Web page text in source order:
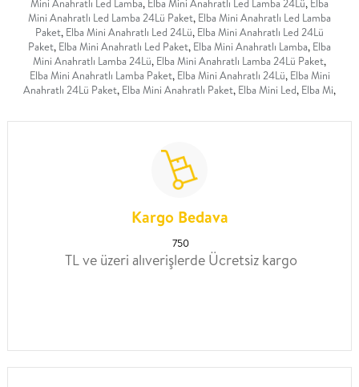
Mini Anahratlı Led Lamba, Elba Mini Anahratlı Led Lamba 24Lü, Elba
Mini Anahratlı Led Lamba 24Lü Paket, Elba Mini Anahratlı Led Lamba
Paket, Elba Mini Anahratlı Led 24Lü, Elba Mini Anahratlı Led 24Lü
Paket, Elba Mini Anahratlı Led Paket, Elba Mini Anahratlı Lamba, Elba
Mini Anahratlı Lamba 24Lü, Elba Mini Anahratlı Lamba 24Lü Paket,
Elba Mini Anahratlı Lamba Paket, Elba Mini Anahratlı 24Lü, Elba Mini
Anahratlı 24Lü Paket, Elba Mini Anahratlı Paket, Elba Mini Led, Elba Mi,
Kargo Bedava
750
TL ve üzeri alıverişlerde Ücretsiz kargo